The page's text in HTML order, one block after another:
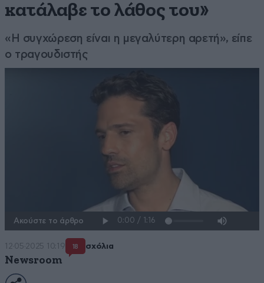
κατάλαβε το λάθος του»
«Η συγχώρεση είναι η μεγαλύτερη αρετή», είπε
ο τραγουδιστής
Ακούστε το άρθρο
12·05·2025 10:19 18 σχόλια
Newsroom